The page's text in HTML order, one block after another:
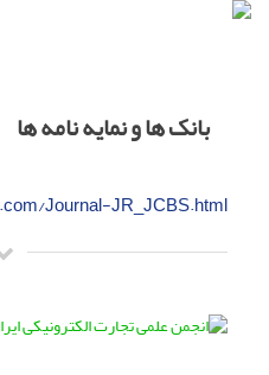
بانک ها و نمایه نامه ها
Journal-JR_JCBS.html